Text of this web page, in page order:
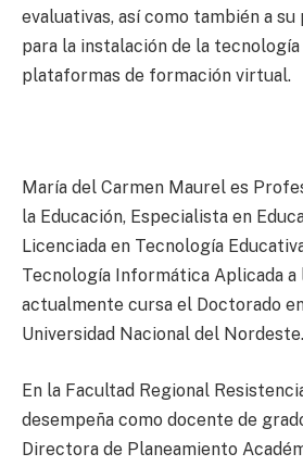
evaluativas, así como también a
para la instalación de la
plataformas de formación virtual.
María del Carmen Maurel es
la Educación, Especialista en
Licenciada en Tecnología
Tecnología Informática Aplicada a
actualmente cursa el Doctorado
Universidad Nacional del Nordeste.
En la Facultad Regional
desempeña como docente de
Directora de Planeamiento